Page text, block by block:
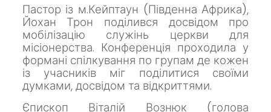
Пастор із м.Кейптаун (Південна Африка),
Йохан Трон поділився досвідом про
мобілізацію служінь церкви для
місіонерства. Конференція проходила у
формані спілкування по групам де кожен
із учасників міг поділитися своїми
думками, досвідом та відкриттями.
Єпископ Віталій Вознюк (голова